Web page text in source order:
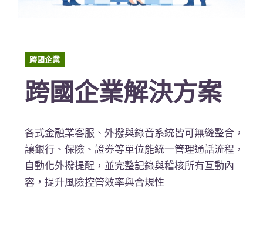
跨國企業
跨國企業解決方案
各式金融業客服、外撥與錄音系統皆可無縫整合，
讓銀行、保險、證券等單位能統一管理通話流程，
自動化外撥提醒，並完整記錄與稽核所有互動內
容，提升風險控管效率與合規性